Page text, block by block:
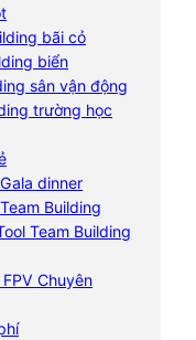
bãi cỏ
biển
sân vận động
trường học
dinner
Building
Team Building
Chuyên